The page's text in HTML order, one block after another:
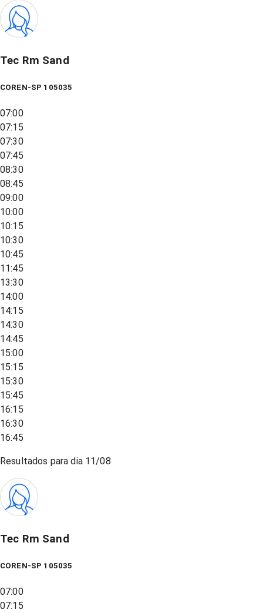
Tec Rm Sand
COREN-SP 105035
07:00
07:15
07:30
07:45
08:30
08:45
09:00
10:00
10:15
10:30
10:45
11:45
13:30
14:00
14:15
14:30
14:45
15:00
15:15
15:30
15:45
16:15
16:30
16:45
Resultados para dia 11/08
Tec Rm Sand
COREN-SP 105035
07:00
07:15